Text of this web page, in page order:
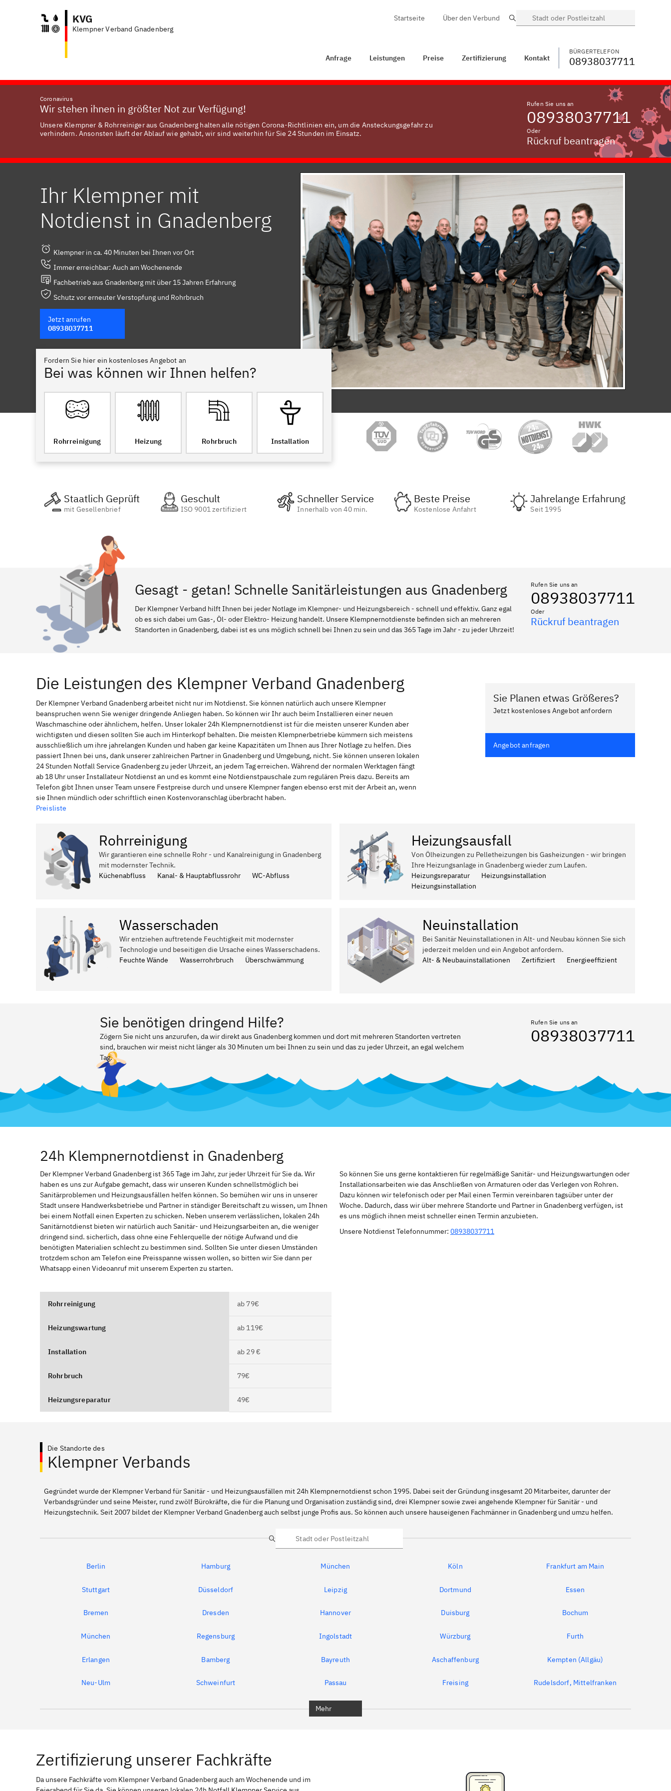
KVG
Klempner Verband Gnadenberg
BÜRGERTELEFON WECHSELN
Startseite Über den Verbund Suche
Anfrage Leistungen Preise Zertifizierung Kontakt
BÜRGERTELEFON
08938037711
Coronavirus
Wir stehen ihnen in größter Not zur Verfügung!
Unsere Klempner & Rohrreiniger aus Gnadenberg halten alle nötigen Corona-Richtlinien ein, um die Ansteckungsgefahr zu
verhindern. Ansonsten läuft der Ablauf wie gehabt, wir sind weiterhin für Sie 24 Stunden im Einsatz.
Rufen Sie uns an
08938037711
Oder
Rückruf beantragen
Ihr Klempner mit
Notdienst in Gnadenberg
Klempner in ca. 40 Minuten bei Ihnen vor Ort
Immer erreichbar: Auch am Wochenende
Fachbetrieb aus Gnadenberg mit über 15 Jahren Erfahrung
Schutz vor erneuter Verstopfung und Rohrbruch
Jetzt anrufen
08938037711
Fordern Sie hier ein kostenloses Angebot an
Bei was können wir Ihnen helfen?
Rohrreinigung Heizung Rohrbruch Installation
Staatlich Geprüft
mit Gesellenbrief
Geschult
ISO 9001 zertifiziert
Schneller Service
Innerhalb von 40 min.
Beste Preise
Kostenlose Anfahrt
Jahrelange Erfahrung
Seit 1995
Gesagt - getan! Schnelle Sanitärleistungen aus Gnadenberg
Der Klempner Verband hilft Ihnen bei jeder Notlage im Klempner- und Heizungsbereich - schnell und effektiv. Ganz egal
ob es sich dabei um Gas-, Öl- oder Elektro- Heizung handelt. Unsere Klempnernotdienste befinden sich an mehreren
Standorten in Gnadenberg, dabei ist es uns möglich schnell bei Ihnen zu sein und das 365 Tage im Jahr - zu jeder Uhrzeit!
Rufen Sie uns an
08938037711
Oder
Rückruf beantragen
Die Leistungen des Klempner Verband Gnadenberg
Der Klempner Verband Gnadenberg arbeitet nicht nur im Notdienst. Sie können natürlich auch unsere Klempner
beanspruchen wenn Sie weniger dringende Anliegen haben. So können wir Ihr auch beim Installieren einer neuen
Waschmaschine oder ähnlichem, helfen. Unser lokaler 24h Klempnernotdienst ist für die meisten unserer Kunden aber
wichtigsten und diesen sollten Sie auch im Hinterkopf behalten. Die meisten Klempnerbetriebe kümmern sich meistens
ausschließlich um ihre jahrelangen Kunden und haben gar keine Kapazitäten um Ihnen aus Ihrer Notlage zu helfen. Dies
passiert Ihnen bei uns, dank unserer zahlreichen Partner in Gnadenberg und Umgebung, nicht. Sie können unseren lokalen
24 Stunden Notfall Service Gnadenberg zu jeder Uhrzeit, an jedem Tag erreichen. Während der normalen Werktagen fängt
ab 18 Uhr unser Installateur Notdienst an und es kommt eine Notdienstpauschale zum regulären Preis dazu. Bereits am
Telefon gibt Ihnen unser Team unsere Festpreise durch und unsere Klempner fangen ebenso erst mit der Arbeit an, wenn
sie Ihnen mündlich oder schriftlich einen Kostenvoranschlag überbracht haben.
Preisliste
Sie Planen etwas Größeres?
Jetzt kostenloses Angebot anfordern
Angebot anfragen
Rohrreinigung
Wir garantieren eine schnelle Rohr - und Kanalreinigung in Gnadenberg
mit modernster Technik.
Küchenabfluss
Kanal- & Hauptabflussrohr WC-Abfluss
Heizungsausfall
Von Ölheizungen zu Pelletheizungen bis Gasheizungen - wir bringen
Ihre Heizungsanlage in Gnadenberg wieder zum Laufen.
Heizungsreparatur
Heizungsinstallation
Heizungsinstallation
Wasserschaden
Wir entziehen auftretende Feuchtigkeit mit modernster
Technologie und beseitigen die Ursache eines Wasserschadens.
Feuchte Wände
Wasserrohrbruch Überschwämmung
Neuinstallation
Bei Sanitär Neuinstallationen in Alt- und Neubau können Sie sich
jederzeit melden und ein Angebot anfordern.
Alt- & Neubauinstallationen
Zertifiziert Energieeffizient
Sie benötigen dringend Hilfe?
Zögern Sie nicht uns anzurufen, da wir direkt aus Gnadenberg kommen und dort mit mehreren Standorten vertreten
sind, brauchen wir meist nicht länger als 30 Minuten um bei Ihnen zu sein und das zu jeder Uhrzeit, an egal welchem
Tag.
Rufen Sie uns an
08938037711
24h Klempnernotdienst in Gnadenberg
Der Klempner Verband Gnadenberg ist 365 Tage im Jahr, zur jeder Uhrzeit für Sie da. Wir
haben es uns zur Aufgabe gemacht, dass wir unseren Kunden schnellstmöglich bei
Sanitärproblemen und Heizungsausfällen helfen können. So bemühen wir uns in unserer
Stadt unsere Handwerksbetriebe und Partner in ständiger Bereitschaft zu wissen, um Ihnen
bei einem Notfall einen Experten zu schicken. Neben unserem verlässlichen, lokalen 24h
Sanitärnotdienst bieten wir natürlich auch Sanitär- und Heizungsarbeiten an, die weniger
dringend sind. sicherlich, dass ohne eine Fehlerquelle der nötige Aufwand und die
benötigten Materialien schlecht zu bestimmen sind. Sollten Sie unter diesen Umständen
trotzdem schon am Telefon eine Preisspanne wissen wollen, so bitten wir Sie dann per
Whatsapp einen Videoanruf mit unserem Experten zu starten.
So können Sie uns gerne kontaktieren für regelmäßige Sanitär- und Heizungswartungen oder
Installationsarbeiten wie das Anschließen von Armaturen oder das Verlegen von Rohren.
Dazu können wir telefonisch oder per Mail einen Termin vereinbaren tagsüber unter der
Woche. Dadurch, dass wir über mehrere Standorte und Partner in Gnadenberg verfügen, ist
es uns möglich ihnen meist schneller einen Termin anzubieten.
Unsere Notdienst Telefonnummer: 08938037711
Rohrreinigung ab 79€
Heizungswartung ab 119€
Installation ab 29 €
Rohrbruch 79€
Heizungsreparatur 49€
Die Standorte des
Klempner Verbands
Gegründet wurde der Klempner Verband für Sanitär - und Heizungsausfällen mit 24h Klempnernotdienst schon 1995. Dabei seit der Gründung insgesamt 20 Mitarbeiter, darunter der
Verbandsgründer und seine Meister, rund zwölf Bürokräfte, die für die Planung und Organisation zuständig sind, drei Klempner sowie zwei angehende Klempner für Sanitär - und
Heizungstechnik. Seit 2007 bildet der Klempner Verband Gnadenberg auch selbst junge Profis aus. So können auch unsere hauseigenen Fachmänner in Gnadenberg und umzu helfen.
Suche
Berlin Hamburg München Köln Frankfurt am Main
Stuttgart Düsseldorf Leipzig Dortmund Essen
Bremen Dresden Hannover Duisburg Bochum
München Regensburg Ingolstadt Würzburg Furth
Erlangen Bamberg Bayreuth Aschaffenburg Kempten (Allgäu)
Neu-Ulm Schweinfurt Passau Freising Rudelsdorf, Mittelfranken
Mehr
Zertifizierung unserer Fachkräfte
Da unsere Fachkräfte vom Klempner Verband Gnadenberg auch am Wochenende und im